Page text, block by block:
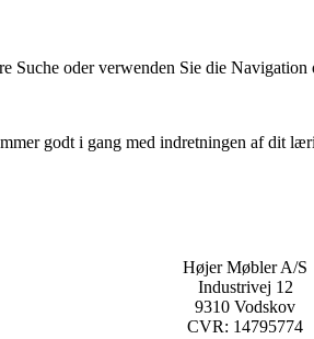
Suche oder verwenden Sie die
godt i gang med indretningen af dit
Højer Møbler A/S
Industrivej 12
9310 Vodskov
CVR: 14795774